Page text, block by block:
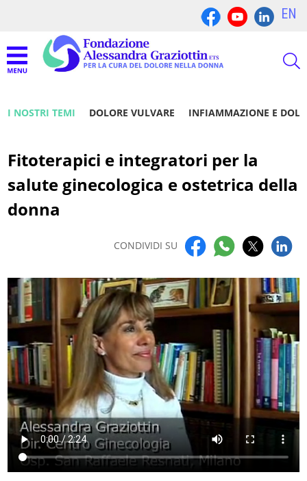
EN
I NOSTRI TEMI DOLORE VULVARE INFIAMMAZIONE E
Fitoterapici e integratori per la
salute ginecologica e ostetrica della
donna
CONDIVIDI SU